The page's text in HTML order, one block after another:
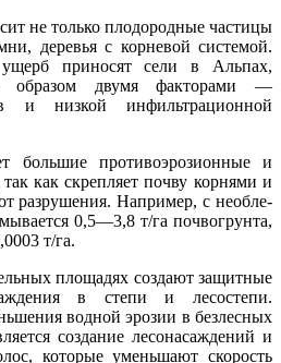
не только плодородные частицы
деревья с корневой системой.
приносят сели в Альпах,
образом двумя факторами —
и низкой инфильтрационной
большие противоэрозионные и
как скрепляет почву корнями и
разрушения. Например, с необле-
0,5—3,8 т/га почвогрунта,
т/га.
площадях создают защитные
в степи и лесостепи.
водной эрозии в безлесных
создание лесонасаждений и
которые уменьшают скорость